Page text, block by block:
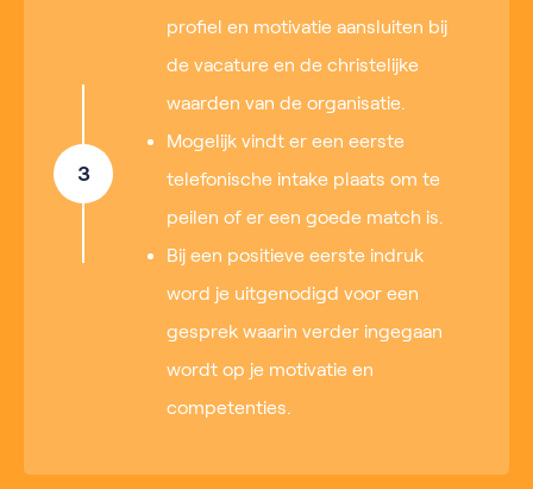
3
profiel en motivatie aansluiten bij
de vacature en de christelijke
waarden van de organisatie.
Mogelijk vindt er een eerste
telefonische intake plaats om te
peilen of er een goede match is.
Bij een positieve eerste indruk
word je uitgenodigd voor een
gesprek waarin verder ingegaan
wordt op je motivatie en
competenties.